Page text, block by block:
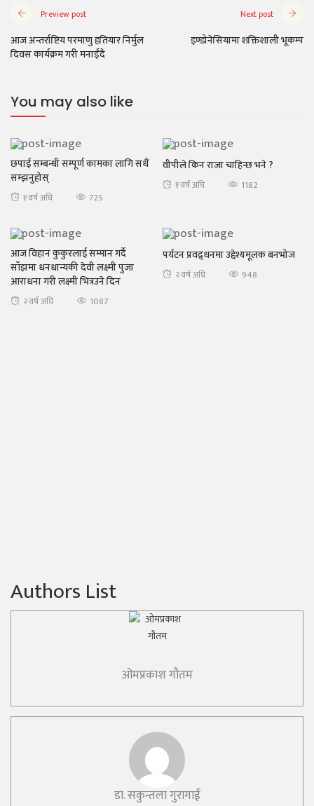
Preview post
आज अन्तर्राष्टिय परमाणु हतियार निर्मुल
दिवस कार्यक्रम गरी मनाईँदै
Next post
इण्डोनेसियामा शक्तिशाली भूकम्प
You may also like
छपाई सम्बन्धी सम्पूर्ण कामका लागि सधैं
सम्झनुहोस्
१ वर्ष अघि 725
वीपीले किन राजा चाहिन्छ भने ?
१ वर्ष अघि 1182
आज विहान कुकुरलाई सम्मान गर्दै
साँझमा धनधान्यकी देवी लक्ष्मी पुजा
आराधना गरी लक्ष्मी भित्रउने दिन
२ वर्ष अघि 1087
पर्यटन प्रवद्र्धनमा उद्देश्यमूलक बनभोज
२ वर्ष अघि 948
Authors List
ओमप्रकाश गौतम
डा. सकुन्तला गुरागाई